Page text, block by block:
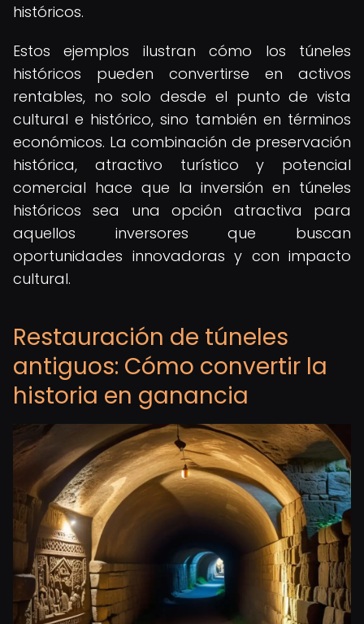
históricos.
Estos ejemplos ilustran cómo los túneles
históricos pueden convertirse en activos
rentables, no solo desde el punto de vista
cultural e histórico, sino también en términos
económicos. La combinación de preservación
histórica, atractivo turístico y potencial
comercial hace que la inversión en túneles
históricos sea una opción atractiva para
aquellos inversores que buscan
oportunidades innovadoras y con impacto
cultural.
Restauración de túneles
antiguos: Cómo convertir la
historia en ganancia